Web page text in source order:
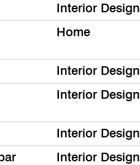
Interior Design
Home
Interior Design
Interior Design
Interior Design
Interior Design